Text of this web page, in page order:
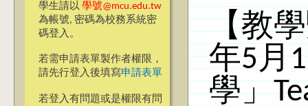
學生請以 學號@mcu.edu.tw
為帳號, 密碼為校務系統密
碼登入。
若需申請表單製作者權限，
請先行登入後填寫申請表單
若登入有問題或是權限有問
【教
年5月
學」